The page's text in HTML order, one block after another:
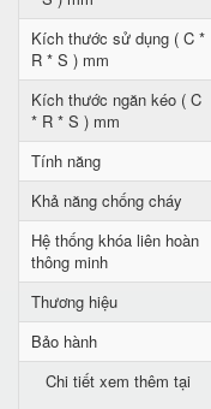
Kích thước sử dụng ( C *
R * S ) mm
Kích thước ngăn kéo ( C
* R * S ) mm
Tính năng
Khả năng chống cháy
Hệ thống khóa liên hoàn
thông minh
Thương hiệu
Bảo hành
Chi tiết xem thêm tại